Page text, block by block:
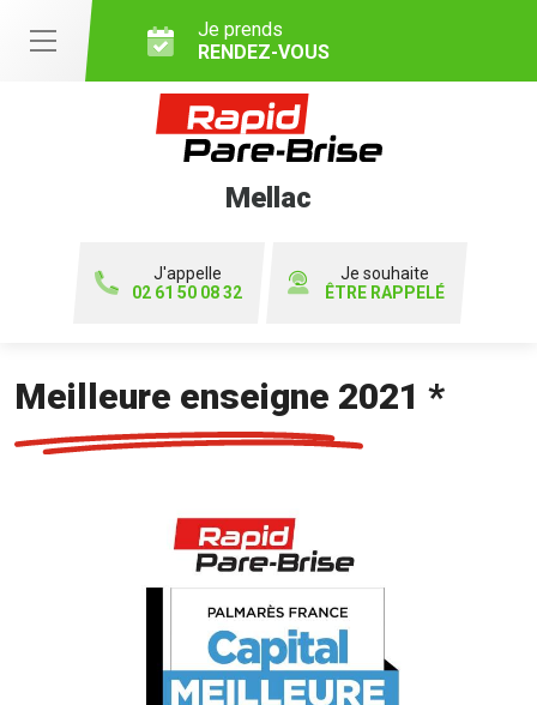
Je prends
RENDEZ-VOUS
Mellac
J'appelle
02 61 50 08 32
Je souhaite
ÊTRE RAPPELÉ
Meilleure enseigne 2021 *